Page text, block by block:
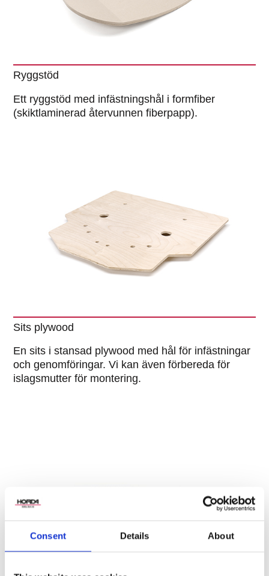
Consent Details About
Ryggstöd
Ett ryggstöd med infästningshål i formfiber
(skiktlaminerad återvunnen fiberpapp).
Sits plywood
En sits i stansad plywood med hål för infästningar
och genomföringar. Vi kan även förbereda för
islagsmutter för montering.